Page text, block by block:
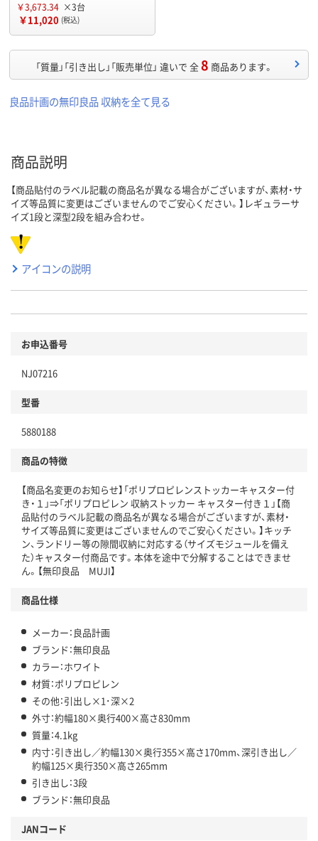
￥3,673.34 ×3台
￥11,020 (税込)
「質量」「引き出し」「販売単位」 違いで 全8 商品あります。
良品計画の無印良品 収納を全て見る
商品説明
【商品貼付のラベル記載の商品名が異なる場合がございますが、素材・サ
イズ等品質に変更はございませんのでご安心ください。】レギュラーサ
イズ1段と深型2段を組み合わせ。
アイコンの説明
お申込番号
NJ07216
型番
5880188
商品の特徴
【商品名変更のお知らせ】「ポリプロピレンストッカーキャスター付
き・１」⇒「ポリプロピレン 収納ストッカー キャスター付き１」【商
品貼付のラベル記載の商品名が異なる場合がございますが、素材・
サイズ等品質に変更はございませんのでご安心ください。】キッチ
ン、ランドリー等の隙間収納に対応する（サイズモジュールを備え
た）キャスター付商品です。本体を途中で分解することはできませ
ん。【無印良品 MUJI】
商品仕様
メーカー：良品計画
ブランド：無印良品
カラー：ホワイト
材質：ポリプロピレン
その他：引出し×1･深×2
外寸：約幅180×奥行400×高さ830mm
質量：4.1kg
内寸：引き出し／約幅130×奥行355×高さ170mm、深引き出し／
約幅125×奥行350×高さ265mm
引き出し：3段
ブランド：無印良品
JANコード